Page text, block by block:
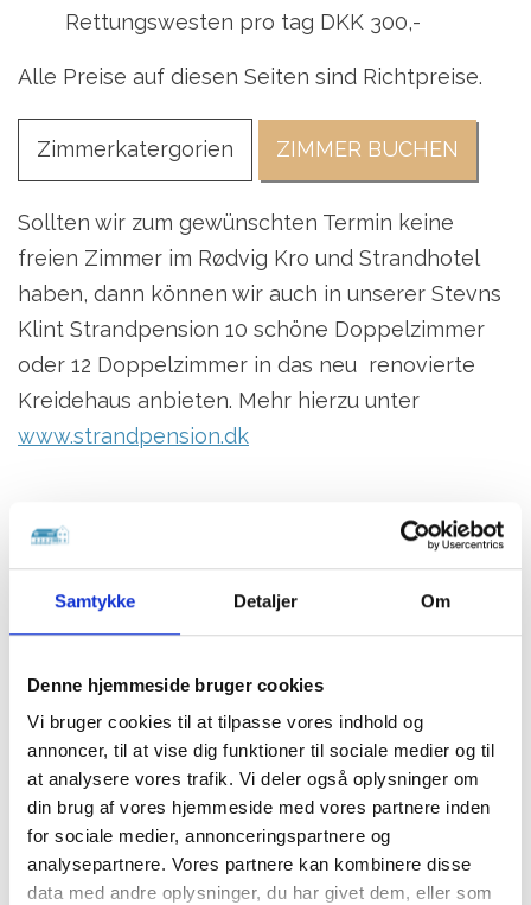
Samtykke Detaljer Om
Denne hjemmeside bruger cookies
Vi bruger cookies til at tilpasse vores indhold og
annoncer, til at vise dig funktioner til sociale medier og til
at analysere vores trafik. Vi deler også oplysninger om
din brug af vores hjemmeside med vores partnere inden
for sociale medier, annonceringspartnere og
analysepartnere. Vores partnere kan kombinere disse
data med andre oplysninger, du har givet dem, eller som
Rettungswesten pro tag DKK 300,-
Alle Preise auf diesen Seiten sind Richtpreise.
Zimmerkatergorien ZIMMER BUCHEN
Sollten wir zum gewünschten Termin keine
freien Zimmer im Rødvig Kro und Strandhotel
haben, dann können wir auch in unserer Stevns
Klint Strandpension 10 schöne Doppelzimmer
oder 12 Doppelzimmer in das neu renovierte
Kreidehaus anbieten. Mehr hierzu unter
www.strandpension.dk
Kontaktieren Sie uns